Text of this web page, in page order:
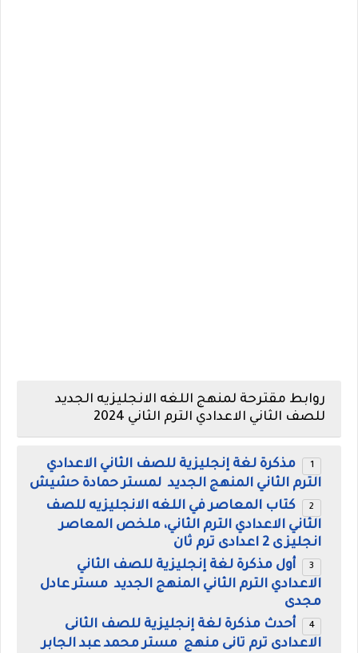
روابط مقترحة لمنهج اللغه الانجليزيه الجديد
للصف الثاني الاعدادي الترم الثاني 2024
مذكرة لغة إنجليزية للصف الثاني الاعدادي
الترم الثاني المنهج الجديد لمستر حمادة حشيش
كتاب المعاصر في اللغه الانجليزيه للصف
الثاني الاعدادي الترم الثاني، ملخص المعاصر
انجليزى 2 اعدادى ترم ثان
أول مذكرة لغة إنجليزية للصف الثاني
الاعدادي الترم الثاني المنهج الجديد مستر عادل
مجدى
أحدث مذكرة لغة إنجليزية للصف الثانى
الاعدادى ترم تانى منهج مستر محمد عبد الجابر